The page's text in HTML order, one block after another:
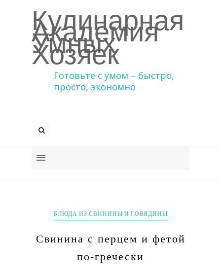
Кулинарная
Академия
Умных
Хозяек
Готовьте с умом – быстро,
просто, экономно
БЛЮДА ИЗ СВИНИНЫ И ГОВЯДИНЫ
Свинина с перцем и фетой
по-гречески